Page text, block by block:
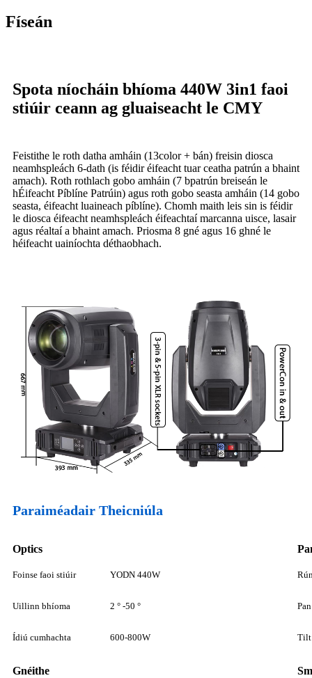
Físeán
Spota níocháin bhíoma 440W 3in1 faoi
stiúir ceann ag gluaiseacht le CMY
Feistithe le roth datha amháin (13color + bán) freisin diosca
neamhspleách 6-dath (is féidir éifeacht tuar ceatha patrún a bhaint
amach). Roth rothlach gobo amháin (7 bpatrún breiseán le
hÉifeacht Píblíne Patrúin) agus roth gobo seasta amháin (14 gobo
seasta, éifeacht luaineach píblíne). Chomh maith leis sin is féidir
le diosca éifeacht neamhspleách éifeachtaí marcanna uisce, lasair
agus réaltaí a bhaint amach. Priosma 8 gné agus 16 ghné le
héifeacht uainíochta déthaobhach.
Paraiméadair Theicniúla
Optics
Foinse faoi stiúir YODN 440W
Uillinn bhíoma 2 ° -50 ° Pan
Ídiú cumhachta 600-800W Tilt
Gnéithe